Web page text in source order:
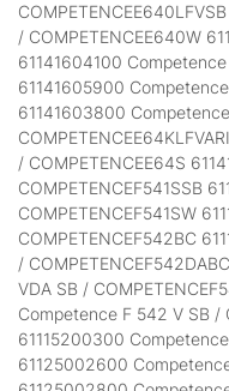
/ COMPETENCEE640W
61141604100
61141605900
61141603800
/ COMPETENCEE64S
COMPETENCEF541SSB
COMPETENCEF541SW
COMPETENCEF542BC
/
VDA SB /
Competence F 542 V SB /
61115200300
61125002600